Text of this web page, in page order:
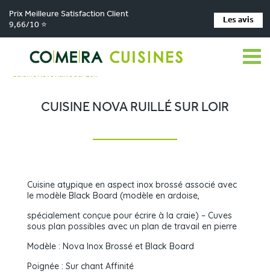
Prix Meilleure Satisfaction Client
9,66/10 ⭐
Les avis
Comera Cuisines > Nos magasins de cuisine >
Cuisiniste La Chapelle-Saint-Aubin > Réalisations >
Cuisine Nova Ruillé Sur Loir
CUISINE NOVA RUILLÉ SUR LOIR
Cuisine atypique en aspect inox brossé associé avec
le modèle Black Board (modèle en ardoise,
spécialement conçue pour écrire à la craie) – Cuves
sous plan possibles avec un plan de travail en pierre
Modèle : Nova Inox Brossé et Black Board
Poignée : Sur chant Affinité